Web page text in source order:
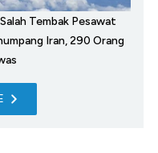
Tembak Pesawat
Iran, 290 Orang